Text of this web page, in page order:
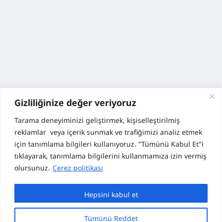
Gizliliğinize değer veriyoruz
Tarama deneyiminizi geliştirmek, kişiselleştirilmiş
reklamlar veya içerik sunmak ve trafiğimizi analiz etmek
için tanımlama bilgileri kullanıyoruz. "Tümünü Kabul Et"i
tıklayarak, tanımlama bilgilerini kullanmamıza izin vermiş
olursunuz. Çerez politikası
Tümünü Reddet
Hepsini kabul et